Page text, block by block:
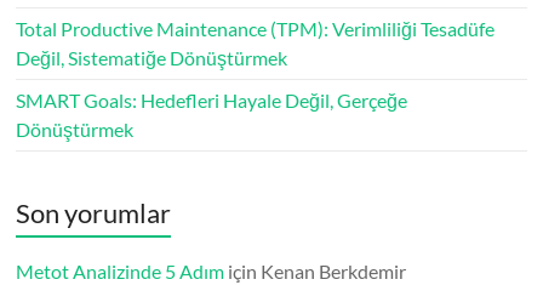
Total Productive Maintenance (TPM): Verimliliği Tesadüfe
Değil, Sistematiğe Dönüştürmek
SMART Goals: Hedefleri Hayale Değil, Gerçeğe
Dönüştürmek
Son yorumlar
Metot Analizinde 5 Adım için Kenan Berkdemir